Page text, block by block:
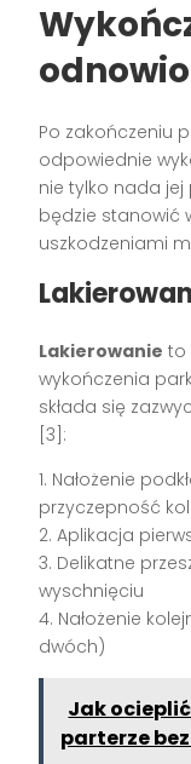
Po zakończeniu
odpowiednie
nie tylko nada
będzie stanowić
uszkodzeniami
Lakierowanie to
wykończenia
składa się
[3]:
1. Nałożenie
przyczepność
2. Aplikacja
3. Delikatne
wyschnięciu
4. Nałożenie
dwóch)
Jak
parterze